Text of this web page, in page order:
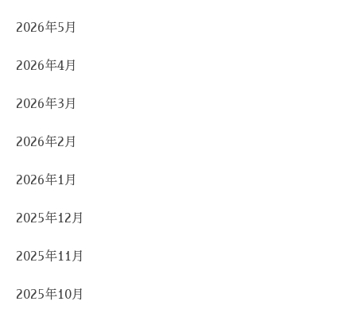
2026年5月
2026年4月
2026年3月
2026年2月
2026年1月
2025年12月
2025年11月
2025年10月